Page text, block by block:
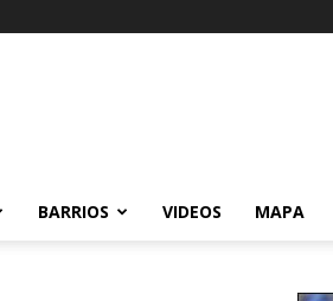
BARRIOS VIDEOS MAPA